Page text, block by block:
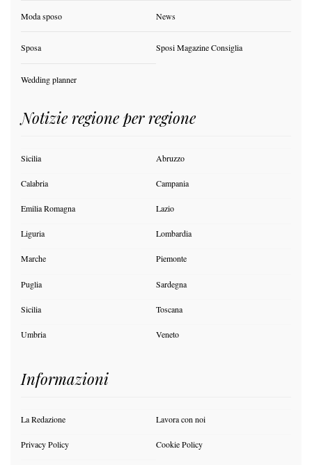
Moda sposo News
Sposa Sposi Magazine Consiglia
Wedding planner
Notizie regione per regione
Sicilia Abruzzo
Calabria Campania
Emilia Romagna Lazio
Liguria Lombardia
Marche Piemonte
Puglia Sardegna
Sicilia Toscana
Umbria Veneto
Informazioni
La Redazione Lavora con noi
Privacy Policy Cookie Policy